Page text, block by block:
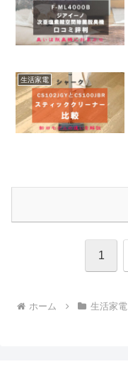
生活家電
1
ホーム 生活家電